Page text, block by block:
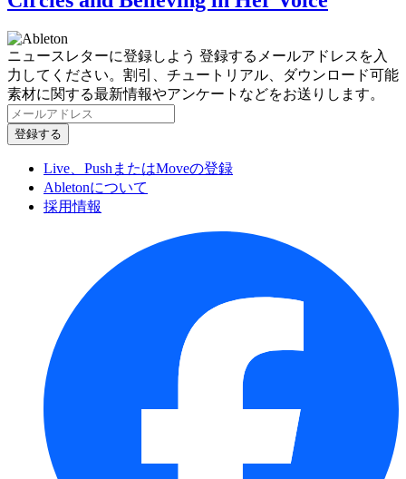
ニュースレターに登録しよう 登録するメールアドレスを入
力してください。割引、チュートリアル、ダウンロード可能
素材に関する最新情報やアンケートなどをお送りします。
Live、PushまたはMoveの登録
Abletonについて
採用情報